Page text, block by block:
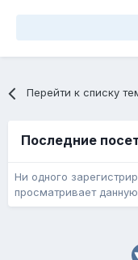
Перейти к списку
Последние
Ни одного
просматривает